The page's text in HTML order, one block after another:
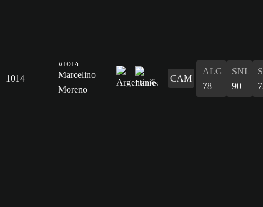
1014
#1014
Marcelino
Moreno
CAM
ALG
78
SNL
90